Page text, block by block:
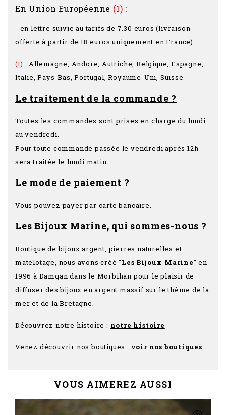
En Union Européenne (1) :
- en lettre suivie au tarifs de 7.30 euros (livraison
offerte à partir de 18 euros uniquement en France).
(1) : Allemagne, Andore, Autriche, Belgique, Espagne,
Italie, Pays-Bas, Portugal, Royaume-Uni, Suisse
Le traitement de la commande ?
Toutes les commandes sont prises en charge du lundi
au vendredi.
Pour toute commande passée le vendredi après 12h
sera traitée le lundi matin.
Le mode de paiement ?
Vous pouvez payer par carte bancaire.
Les Bijoux Marine, qui sommes-nous ?
Boutique de bijoux argent, pierres naturelles et
matelotage, nous avons créé "Les Bijoux Marine" en
1996 à Damgan dans le Morbihan pour le plaisir de
diffuser des bijoux en argent massif sur le thème de la
mer et de la Bretagne.
Découvrez notre histoire : notre histoire
Venez découvrir nos boutiques : voir nos boutiques
VOUS AIMEREZ AUSSI